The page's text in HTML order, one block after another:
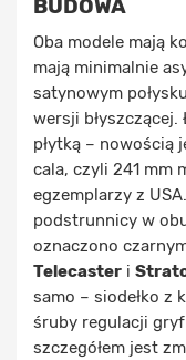
BUDOWA
Oba modele mają
mają minimalnie
satynowym
wersji
płytką – nowością
cala, czyli 241 mm
egzemplarzy z
podstrunnicy w
oznaczono
Telecaster i
samo – siodełko z
śruby regulacji
szczegółem jest